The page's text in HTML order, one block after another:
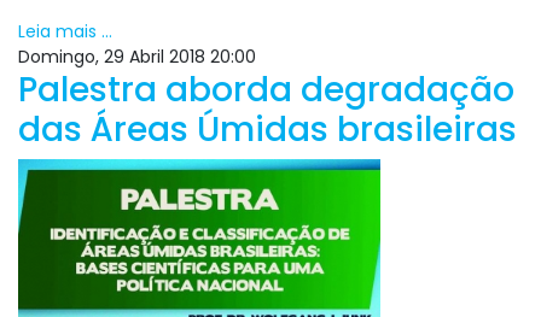
Leia mais ...
Domingo, 29 Abril 2018 20:00
Palestra aborda degradação
das Áreas Úmidas brasileiras